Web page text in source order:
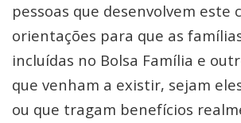
pessoas que desenvolvem este
orientações para que as
incluídas no Bolsa Família e
que venham a existir, sejam
ou que tragam benefícios